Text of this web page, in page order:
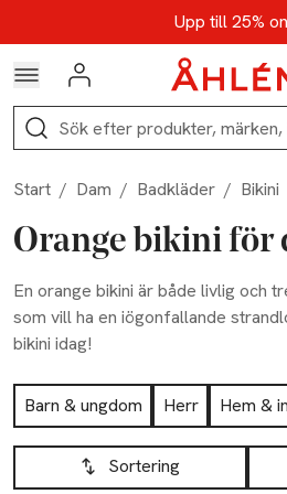
Hoppa till navigationsmenynUpp till 25%
Kod: AUG25 -
Logga in
Sök
Start / Dam / Badkläder / Bikini
Orange bikini för
En orange bikini är både livlig och
som vill ha en iögonfallande
bikini idag!
Hoppa till produktsidan
Barn & ungdom Herr Hem &
Hoppa till produktsidan
Sortering
Lista över produkter